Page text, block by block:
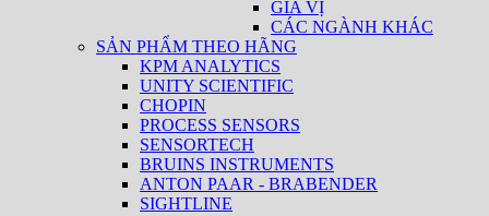
GIA VỊ
CÁC NGÀNH KHÁC
SẢN PHẨM THEO HÃNG
KPM ANALYTICS
UNITY SCIENTIFIC
CHOPIN
PROCESS SENSORS
SENSORTECH
BRUINS INSTRUMENTS
ANTON PAAR - BRABENDER
SIGHTLINE